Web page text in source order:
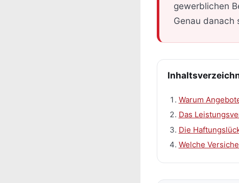
gewerblichen
Genau danach
Warum
Das
Die
Welche